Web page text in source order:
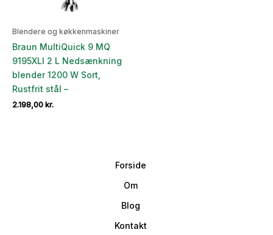
Blendere og køkkenmaskiner
Braun MultiQuick 9 MQ
9195XLI 2 L Nedsænkning
blender 1200 W Sort,
Rustfrit stål –
2.198,00 kr.
Forside
Om
Blog
Kontakt